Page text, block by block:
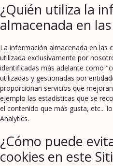
¿Quién utiliza la
almacenada en
La información almacenada en las
utilizada exclusivamente por
identificadas más adelante como
utilizadas y gestionadas por
proporcionan servicios que
ejemplo las estadísticas que se
el contenido que más gusta, etc...
Analytics.
¿Cómo puede
cookies en este